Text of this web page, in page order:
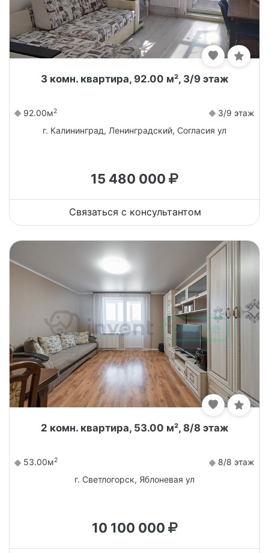
3 комн. квартира, 92.00 м², 3/9 этаж
92.00м2
3/9 этаж
г. Калининград, Ленинградский, Согласия ул
15 480 000
Связаться с консультантом
2 комн. квартира, 53.00 м², 8/8 этаж
53.00м2
8/8 этаж
г. Светлогорск, Яблоневая ул
10 100 000